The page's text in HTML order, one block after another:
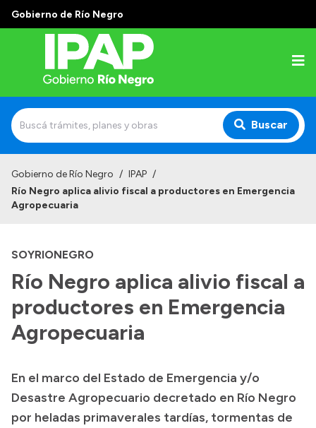
Gobierno de Río Negro
Buscar
Institucional
Autoridades
Alumnos
Docentes y Capacitadores
Delegaciones
Normativa
Accesos directos
Gobierno de Río Negro / IPAP /
Río Negro aplica alivio fiscal a productores en Emergencia
Agropecuaria
SOYRIONEGRO
Río Negro aplica alivio fiscal a
productores en Emergencia
Agropecuaria
En el marco del Estado de Emergencia y/o
Desastre Agropecuario decretado en Río Negro
por heladas primaverales tardías, tormentas de